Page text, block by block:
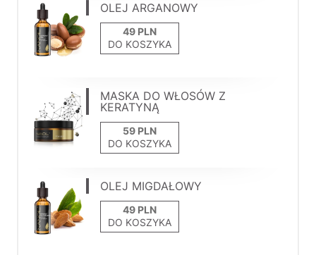
OLEJ ARGANOWY
DO KOSZYKA
MASKA DO WŁOSÓW Z
KERATYNĄ
DO KOSZYKA
OLEJ MIGDAŁOWY
DO KOSZYKA